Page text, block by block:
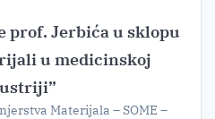
prof. Jerbića u sklopu
u medicinskoj
Materijala – SOME –